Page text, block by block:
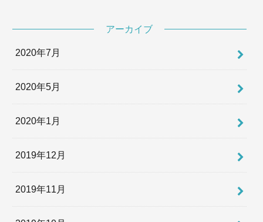
アーカイブ
2020年7月
2020年5月
2020年1月
2019年12月
2019年11月